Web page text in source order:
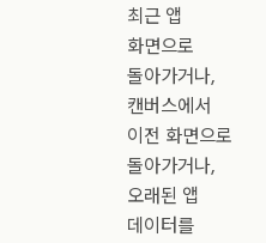
최근 앱
화면으로
돌아가거나,
캔버스에서
이전 화면으로
돌아가거나,
오래된 앱
데이터를